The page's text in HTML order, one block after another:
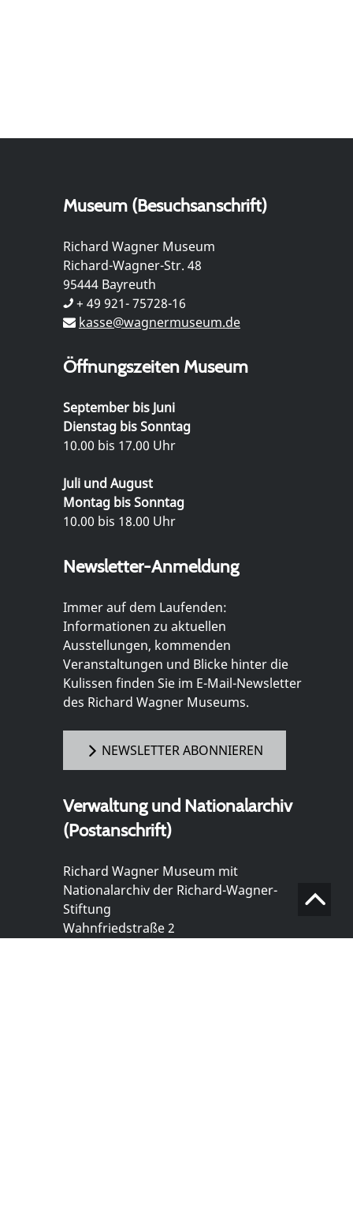
Museum (Besuchsanschrift)
Richard Wagner Museum
Richard-Wagner-Str. 48
95444 Bayreuth
+ 49 921- 75728-16
kasse@wagnermuseum.de
Öffnungszeiten Museum
September bis Juni
Dienstag bis Sonntag
10.00 bis 17.00 Uhr
Juli und August
Montag bis Sonntag
10.00 bis 18.00 Uhr
Newsletter-Anmeldung
Immer auf dem Laufenden:
Informationen zu aktuellen
Ausstellungen, kommenden
Veranstaltungen und Blicke hinter die
Kulissen finden Sie im E-Mail-Newsletter
des Richard Wagner Museums.
NEWSLETTER ABONNIEREN
Verwaltung und Nationalarchiv
(Postanschrift)
Richard Wagner Museum mit
Nationalarchiv der Richard-Wagner-
Stiftung
Wahnfriedstraße 2